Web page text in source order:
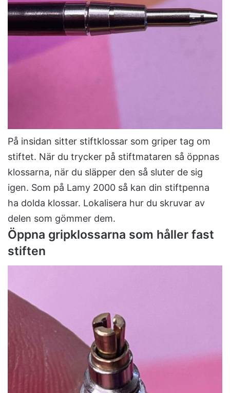
På insidan sitter stiftklossar som griper tag om
stiftet. När du trycker på stiftmataren så öppnas
klossarna, när du släpper den så sluter de sig
igen. Som på Lamy 2000 så kan din stiftpenna
ha dolda klossar. Lokalisera hur du skruvar av
delen som gömmer dem.
Öppna gripklossarna som håller fast
stiften